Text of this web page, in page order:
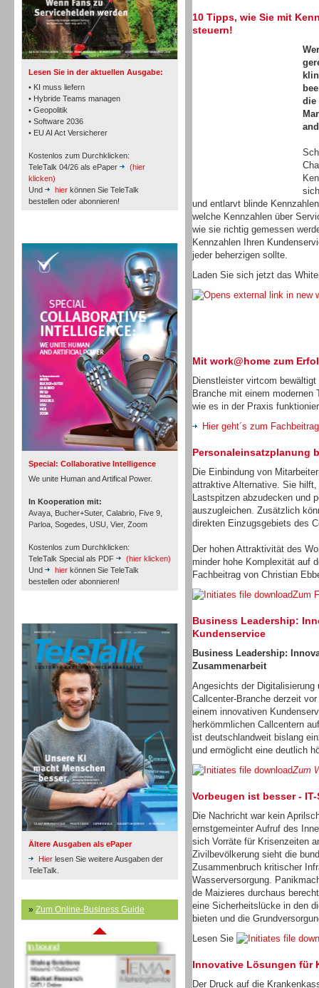
Lesen Sie in der aktuellen Ausgabe:
• KI muss liefern
• Hybride Teams managen
• Geopolitik
• Software 2036
• EU AI Act Versicherer
Kostenlos zum Durchklicken:
TeleTalk 04/26 als ePaper
(hier
klicken)
Und
hier können Sie TeleTalk
bestellen oder abonnieren!
Special: Collaborative Intelligence
We unite Human and Artifical Power.
In Kooperation mit:
Avaya, Bucher+Suter, Calabrio, Five 9,
Parloa, Sogedes, USU, Vier, Zoom
Kostenlos zum Durchklicken:
TeleTalk Special als PDF
(hier klicken)
Und
hier können Sie TeleTalk
bestellen oder abonnieren!
Ältere Ausgaben als ePaper
Hier lesen Sie weitere Ausgaben der
TeleTalk.
» Zum Online-Business Guide
TK- und ACD-Systeme
Workforce-Management
Personal
Inbound
Inbound
Inbound
10 Tipps, wie Sie mit
steuern!
die
und entlarvt blinde
welche Kennzahlen über
wie sie richtig gemessen
Kennzahlen Ihren
jeder beherzigen sollte.
Laden Sie sich jetzt das
Mit work@home zum
Dienstleister virtcom
Branche mit einem modernen
wie es in der Praxis
Hier geht´s zum Fachbeitrag
Personaleinsatzplanung
Die Einbindung von
attraktive Alternative. Sie
Lastspitzen abzudecken und
auszugleichen. Zusätzlich
direkten Einzugsgebiets des
Der hohen Attraktivität des
minder hohe Komplexität auf
Fachbeitrag von Christian
Zum
Business Leadership:
Kundenservice
Business Leadership:
Zusammenarbeit
Angesichts der
Callcenter-Branche derzeit
einem innovativen
herkömmlichen Callcentern
ist deutschlandweit bislang
und ermöglicht eine deutlich
Zum
Vorbeugen ist besser -
Die Nachricht war kein
ernstgemeinter Aufruf des
sich Vorräte für Krisenzeiten
Zivilbevölkerung sieht die
Zusammenbruch kritischer
Wasserversorgung.
de Maizieres durchaus
eine Sicherheitslücke in den
bieten und die
Lesen Sie
Innovative Lösungen für
Der Druck auf die